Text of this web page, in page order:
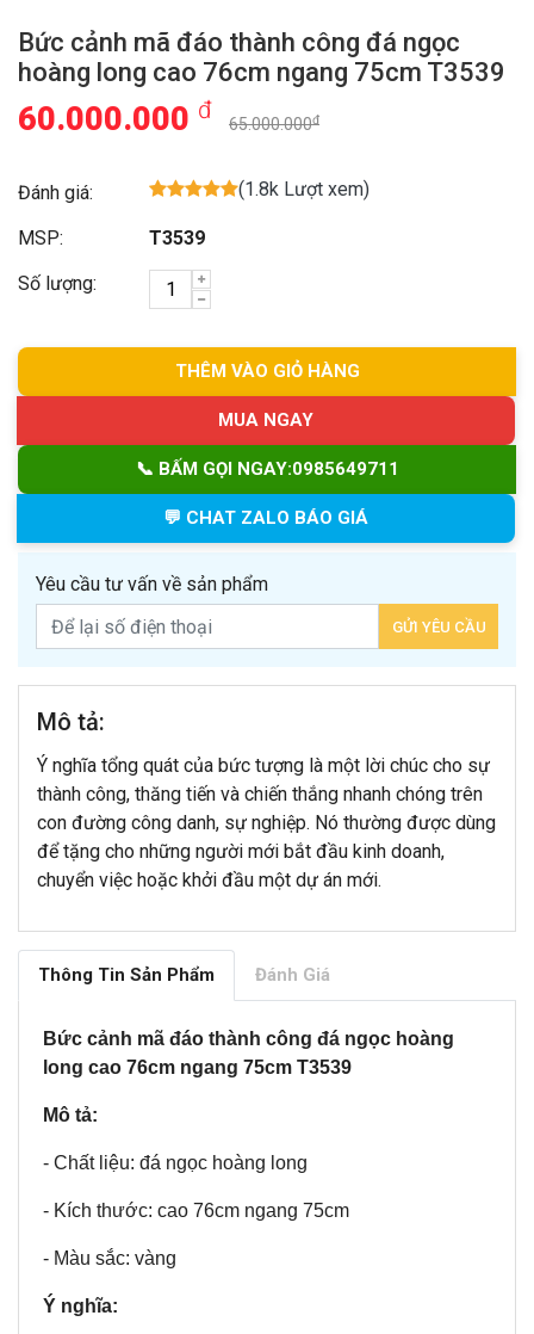
Bức cảnh mã đáo thành công đá ngọc
hoàng long cao 76cm ngang 75cm T3539
60.000.000 đ
65.000.000đ
Đánh giá: (1.8k Lượt xem)
MSP:
T3539
Số lượng:
THÊM VÀO GIỎ HÀNG
MUA NGAY
📞 BẤM GỌI NGAY:0985649711
💬 CHAT ZALO BÁO GIÁ
Yêu cầu tư vấn về sản phẩm
Mô tả:
Ý nghĩa tổng quát của bức tượng là một lời chúc cho sự
thành công, thăng tiến và chiến thắng nhanh chóng trên
con đường công danh, sự nghiệp. Nó thường được dùng
để tặng cho những người mới bắt đầu kinh doanh,
chuyển việc hoặc khởi đầu một dự án mới.
Thông Tin Sản Phẩm Đánh Giá
Bức cảnh mã đáo thành công đá ngọc hoàng
long cao 76cm ngang 75cm T3539
Mô tả:
- Chất liệu: đá ngọc hoàng long
- Kích thước: cao 76cm ngang 75cm
- Màu sắc: vàng
Ý nghĩa: